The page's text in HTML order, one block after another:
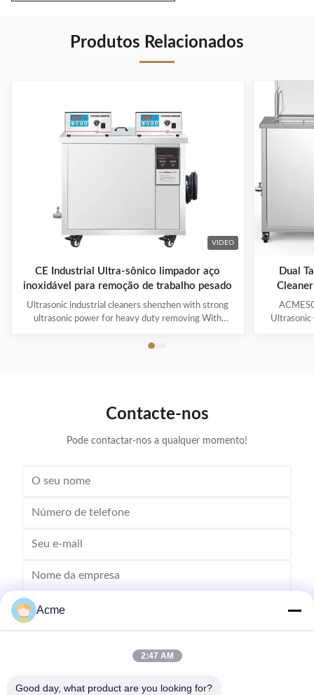
Produtos Relacionados
VIDEO
CE Industrial Ultra-sônico limpador aço
inoxidável para remoção de trabalho pesado
Ultrasonic industrial cleaners shenzhen with strong
ultrasonic power for heavy duty removing With
widely used in engine block, engine parts cleaning,
ultrasonic cleaning of engine parts,
Dual
Ultrasonic
Contacte-nos
Pode contactar-nos a qualquer momento!
Acme
2:47 AM
Good day, what product are you looking for?